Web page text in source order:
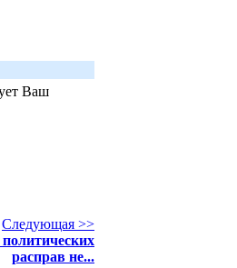
Ваш
Следующая >>
расправ не...